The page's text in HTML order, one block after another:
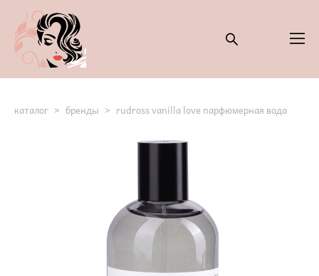
каталог > бренды > rudross vanilla love парфюмерная вода